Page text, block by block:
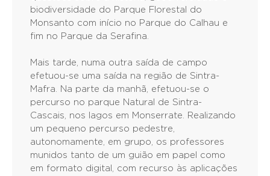
biodiversidade do Parque Florestal do
Monsanto com início no Parque do Calhau e
fim no Parque da Serafina.
Mais tarde, numa outra saída de campo
efetuou-se uma saída na região de Sintra-
Mafra. Na parte da manhã, efetuou-se o
percurso no parque Natural de Sintra-
Cascais, nos lagos em Monserrate. Realizando
um pequeno percurso pedestre,
autonomamente, em grupo, os professores
munidos tanto de um guião em papel como
em formato digital, com recurso às aplicações